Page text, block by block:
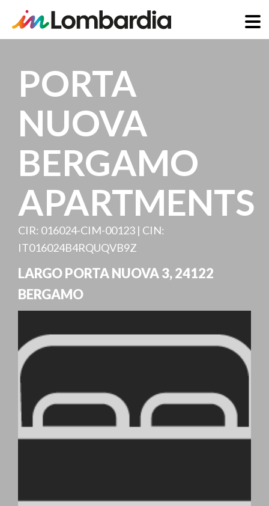
contenuto
principale
PORTA
NUOVA
BERGAMO
APARTMENTS
CIR: 016024-CIM-00123 | CIN:
IT016024B4RQUQVB9Z
LARGO PORTA NUOVA 3,24122
BERGAMO